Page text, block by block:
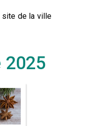
site de la ville
2025